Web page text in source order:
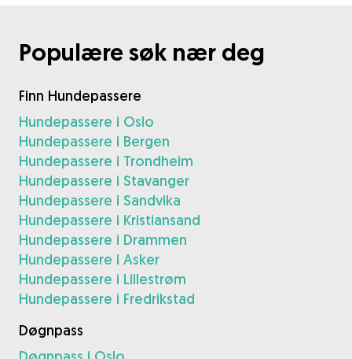
Populære søk nær deg
Finn Hundepassere
Hundepassere i Oslo
Hundepassere i Bergen
Hundepassere i Trondheim
Hundepassere i Stavanger
Hundepassere i Sandvika
Hundepassere i Kristiansand
Hundepassere i Drammen
Hundepassere i Asker
Hundepassere i Lillestrøm
Hundepassere i Fredrikstad
Døgnpass